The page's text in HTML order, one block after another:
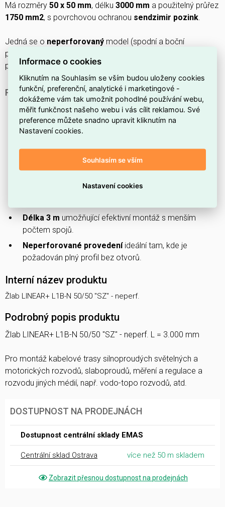
Má rozměry 50 x 50 mm, délku 3000 mm a použitelný průřez
1750 mm2, s povrchovou ochranou sendzimir pozink.
Jedná se o neperforovaný model (spodní a boční
perforace:
profil.
PROČ SI VYBRAT TENTO ŽLAB?
Žlaburčený pro odvodnění a vedení vody v rámci
stavebních instalací.
Produktová řada LINEAR+
doplňky stejné série.
Model L1B‑N (ARKYS ARB-14120105)
Rozměr 50/50 mm(šířka × výška) vhodný pro
Délka 3 m umožňující efektivní montáž s menším
počtem spojů.
Neperforované provedeníideální tam, kde je
požadován plný profil bez otvorů.
Interní název produktu
Žlab LINEAR+ L1B-N 50/50 "SZ" - neperf.
Podrobný popis produktu
Žlab LINEAR+ L1B-N 50/50 "SZ" - neperf. L = 3.000 mm
Pro montáž kabelové trasy silnoproudých světelných a
motorických rozvodů, slaboproudů, měření a regulace a
rozvodu jiných médií, např. vodo-topo rozvodů, atd.
DOSTUPNOST NA PRODEJNÁCH
Dostupnost centrální sklady EMAS
Centrální sklad Ostrava více než 50 m skladem
Zobrazit přesnou dostupnost na prodejnách
Informace o cookies
Kliknutím na Souhlasím se vším budou uloženy cookies
funkční, preferenční, analytické i marketingové -
dokážeme vám tak umožnit pohodlné používání webu,
měřit funkčnost našeho webu i vás cílit reklamou. Své
preference můžete snadno upravit kliknutím na
Nastavení cookies.
Souhlasím se vším
Nastavení cookies